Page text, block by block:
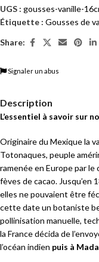
UGS : gousses-vanille-
Étiquette : Gousses de
Share:
Signaler un abus
Description
L’essentiel à savoir sur
Originaire du Mexique la
Totonaques, peuple
ramenée en Europe par
fèves de cacao. Jusqu’en
elles ne pouvaient être
cette date un botaniste
pollinisation manuelle,
la France décida de
l’océan indien puis à